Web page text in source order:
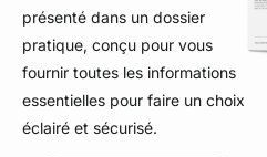
présenté dans un dossier
pratique, conçu pour vous
fournir toutes les informations
essentielles pour faire un choix
éclairé et sécurisé.